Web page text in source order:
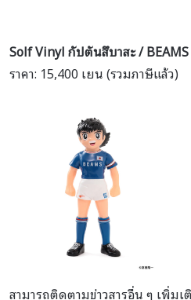
Solf Vinyl กัปตันสึบาสะ /
ราคา: 15,400 เยน (รวมภาษีแล้ว)
สามารถติดตามข่าวสารอื่น ๆ เพิ่มเ